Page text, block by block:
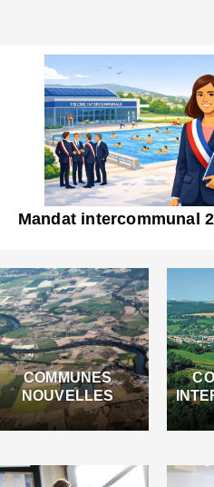
Mandat intercommunal
COMMUNES
NOUVELLES